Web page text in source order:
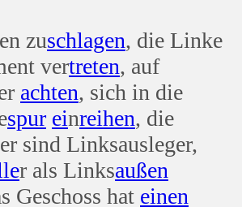
zuschlagen, die Linke
vertreten, auf
achten, sich in die
spur einreihen, die
sind Linksausleger,
r als Linksaußen
Geschoss hat einen